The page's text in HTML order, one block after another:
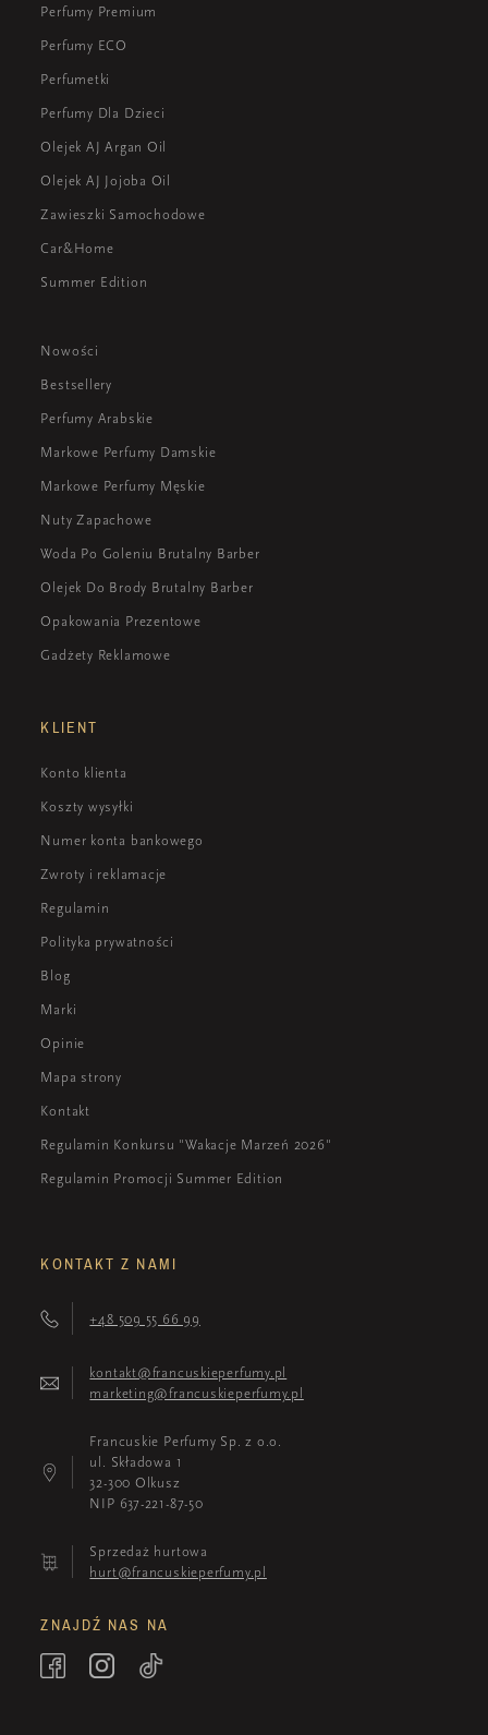
Perfumy Premium
Perfumy ECO
Perfumetki
Perfumy Dla Dzieci
Olejek AJ Argan Oil
Olejek AJ Jojoba Oil
Zawieszki Samochodowe
Car&Home
Summer Edition
Nowości
Bestsellery
Perfumy Arabskie
Markowe Perfumy Damskie
Markowe Perfumy Męskie
Nuty Zapachowe
Woda Po Goleniu Brutalny Barber
Olejek Do Brody Brutalny Barber
Opakowania Prezentowe
Gadżety Reklamowe
KLIENT
Konto klienta
Koszty wysyłki
Numer konta bankowego
Zwroty i reklamacje
Regulamin
Polityka prywatności
Blog
Marki
Opinie
Mapa strony
Kontakt
Regulamin Konkursu "Wakacje Marzeń 2026"
Regulamin Promocji Summer Edition
KONTAKT Z NAMI
+48 509 55 66 99
kontakt@francuskieperfumy.pl
marketing@francuskieperfumy.pl
Francuskie Perfumy Sp. z o.o.
ul. Składowa 1
32-300 Olkusz
NIP 637-221-87-50
Sprzedaż hurtowa
hurt@francuskieperfumy.pl
ZNAJDŹ NAS NA